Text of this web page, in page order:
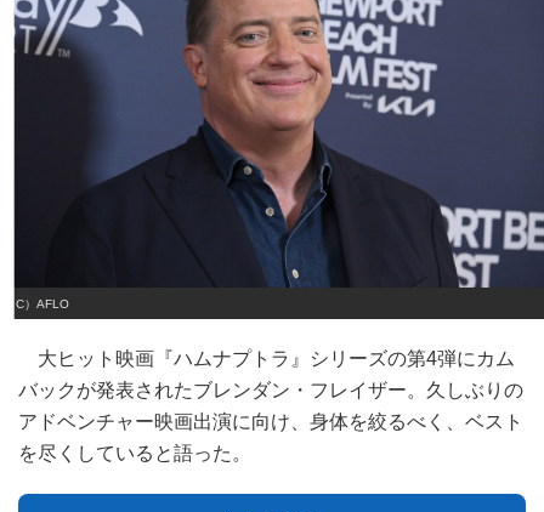
（C）AFLO
大ヒット映画『ハムナプトラ』シリーズの第4弾にカム
バックが発表されたブレンダン・フレイザー。久しぶりの
アドベンチャー映画出演に向け、身体を絞るべく、ベスト
を尽くしていると語った。